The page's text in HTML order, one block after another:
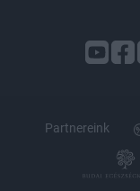
Partnereink